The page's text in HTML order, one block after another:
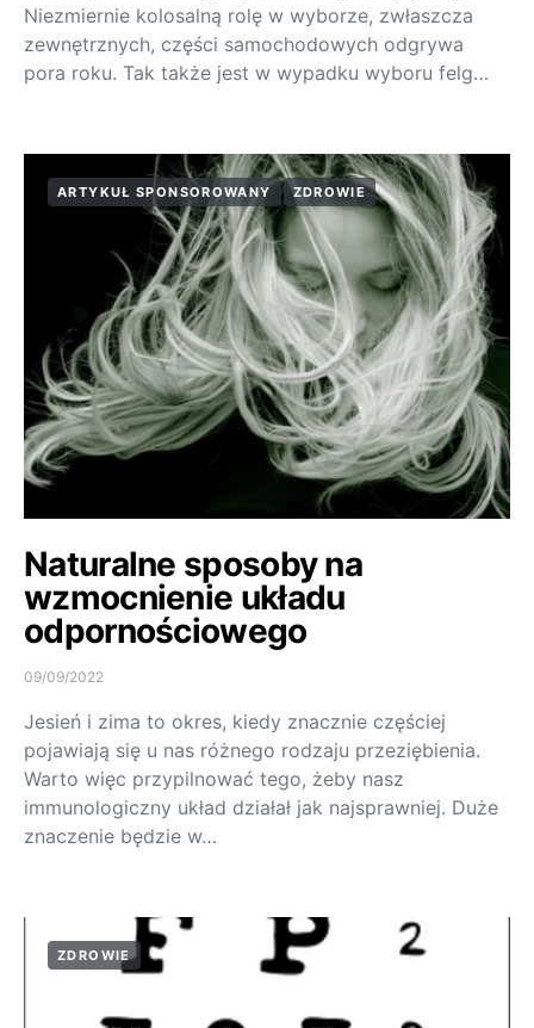
Niezmiernie kolosalną rolę w wyborze, zwłaszcza
zewnętrznych, części samochodowych odgrywa
pora roku. Tak także jest w wypadku wyboru felg…
ARTYKUŁ SPONSOROWANY ZDROWIE
Naturalne sposoby na
wzmocnienie układu
odpornościowego
09/09/2022
Jesień i zima to okres, kiedy znacznie częściej
pojawiają się u nas różnego rodzaju przeziębienia.
Warto więc przypilnować tego, żeby nasz
immunologiczny układ działał jak najsprawniej. Duże
znaczenie będzie w…
ZDROWIE